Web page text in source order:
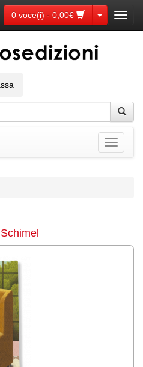
0 voce(i) - 0,00€ Toggle
Toggle